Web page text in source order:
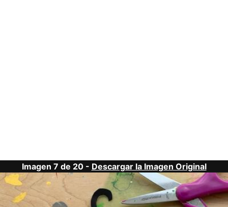
Imagen 7 de 20 - Descargar la Imagen Original